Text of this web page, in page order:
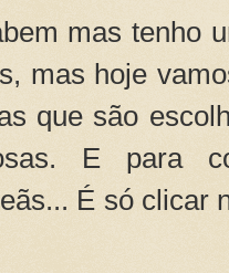
mas tenho
mas hoje
que são
E para
É só clicar